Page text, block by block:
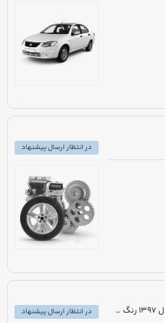
در انتظار ارسال پیشنهاد
مزایده دولتی خودرو پژو پارس XU7 مدل 1397 رنگ سفید روغنی
در انتظار ارسال پیشنهاد